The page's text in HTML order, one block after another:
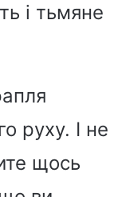
і тьмяне
руху. І не
щось